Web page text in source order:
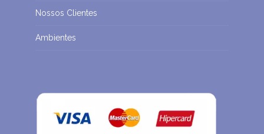
Nossos Clientes
Ambientes